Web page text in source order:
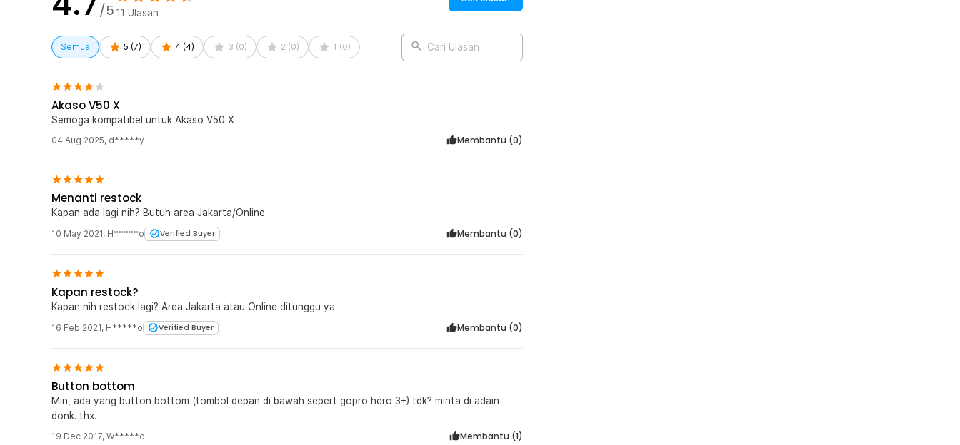
/5 11 Ulasan
Semua 5 (7) 4 (4) 3 (0) 2 (0) 1 (0) Cari Ulasan
Akaso V50 X
Semoga kompatibel untuk Akaso V50 X
04 Aug 2025, d*****y Membantu (0)
Menanti restock
Kapan ada lagi nih? Butuh area Jakarta/Online
10 May 2021, H*****o Verified Buyer Membantu (0)
Kapan restock?
Kapan nih restock lagi? Area Jakarta atau Online ditunggu ya
16 Feb 2021, H*****o Verified Buyer Membantu (0)
Button bottom
Min, ada yang button bottom (tombol depan di bawah sepert gopro hero 3+) tdk? minta di adain
donk. thx.
19 Dec 2017, W*****o Membantu (1)